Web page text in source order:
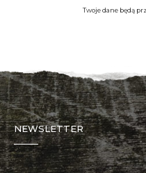
Twoje dane będą
NEWSLETTER